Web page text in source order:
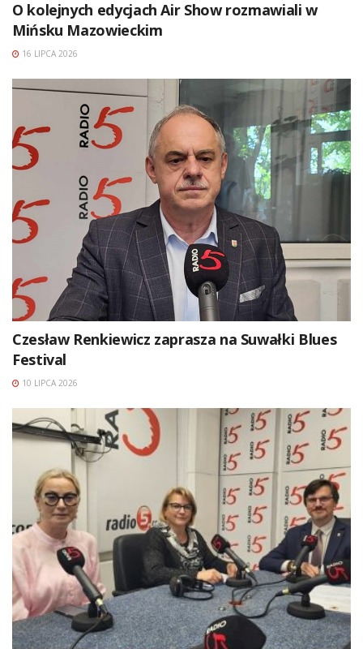
O kolejnych edycjach Air Show rozmawiali w
Mińsku Mazowieckim
16 LIPCA 2026
Czesław Renkiewicz zaprasza na Suwałki Blues
Festival
10 LIPCA 2026